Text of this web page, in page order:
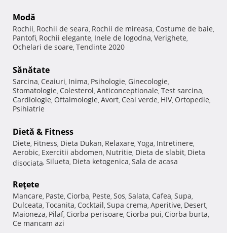
Modă
Rochii, Rochii de seara, Rochii de mireasa, Costume de baie,
Pantofi, Rochii elegante, Inele de logodna, Verighete,
Ochelari de soare, Tendinte 2020
Sănătate
Sarcina, Ceaiuri, Inima, Psihologie, Ginecologie,
Stomatologie, Colesterol, Anticonceptionale, Test sarcina,
Cardiologie, Oftalmologie, Avort, Ceai verde, HIV, Ortopedie,
Psihiatrie
Dietă & Fitness
Diete, Fitness, Dieta Dukan, Relaxare, Yoga, Intretinere,
Aerobic, Exercitii abdomen, Nutritie, Dieta de slabit, Dieta
disociata, Silueta, Dieta ketogenica, Sala de acasa
Reţete
Mancare, Paste, Ciorba, Peste, Sos, Salata, Cafea, Supa,
Dulceata, Tocanita, Cocktail, Supa crema, Aperitive, Desert,
Maioneza, Pilaf, Ciorba perisoare, Ciorba pui, Ciorba burta,
Ce mancam azi